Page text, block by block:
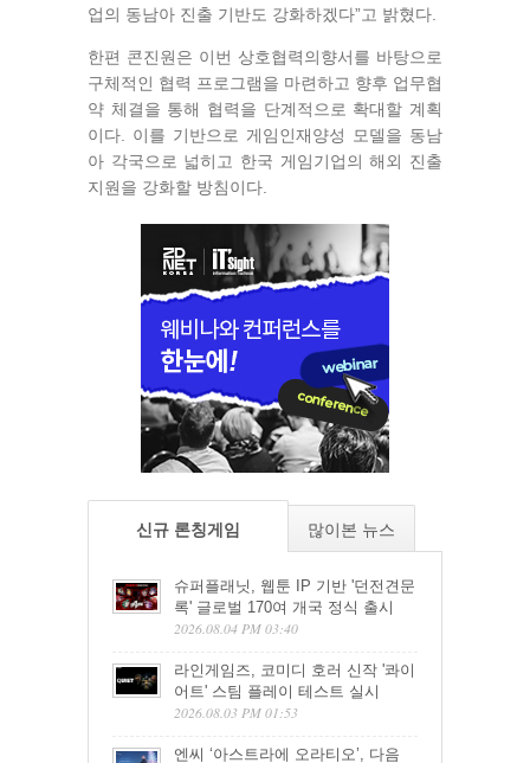
업의 동남아 진출 기반도 강화하겠다”고 밝혔다.
한편 콘진원은 이번 상호협력의향서를 바탕으로
구체적인 협력 프로그램을 마련하고 향후 업무협
약 체결을 통해 협력을 단계적으로 확대할 계획
이다. 이를 기반으로 게임인재양성 모델을 동남
아 각국으로 넓히고 한국 게임기업의 해외 진출
지원을 강화할 방침이다.
신규 론칭게임 많이본 뉴스
슈퍼플래닛, 웹툰 IP 기반 '던전견문
록' 글로벌 170여 개국 정식 출시
2026.08.04 PM 03:40
라인게임즈, 코미디 호러 신작 '콰이
어트' 스팀 플레이 테스트 실시
2026.08.03 PM 01:53
엔씨 ‘아스트라에 오라티오’, 다음